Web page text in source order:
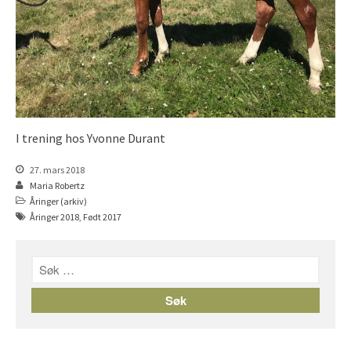
Føll 2023
Føll 2022
Føll 2021
Føll 2020
Føll 2019
Om oss
I trening hos Yvonne Durant
27. mars 2018
Maria Robertz
Åringer (arkiv)
Åringer 2018 Født 2017